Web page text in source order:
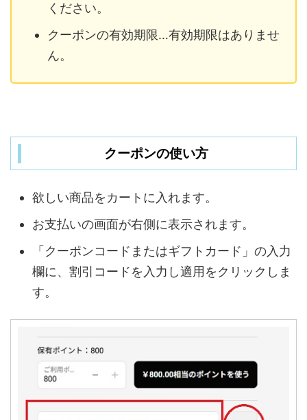
ください。
クーポンの有効期限…有効期限はありませ
ん。
クーポンの使い方
欲しい商品をカートに入れます。
お支払いの画面が右側に表示されます。
「クーポンコードまたはギフトカード」の入力
欄に、割引コードを入力し適用をクリックしま
す。